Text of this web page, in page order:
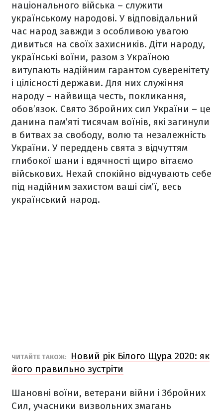
національного війська – служити
українському народові. У відповідальний
час народ завжди з особливою увагою
дивиться на своїх захисників. Діти народу,
українські воїни, разом з Україною
витупають надійним гарантом суверенітету
і цілісності держави. Для них служіння
народу – найвища честь, покликання,
обов’язок. Свято Збройних сил України – це
данина пам’яті тисячам воїнів, які загинули
в битвах за свободу, волю та незалежність
України. У переддень свята з відчуттям
глибокої шани і вдячності щиро вітаємо
військових. Нехай спокійно відчувають себе
під надійним захистом ваші сім’ї, весь
український народ.
ЧИТАЙТЕ ТАКОЖ:
Новий рік Білого Щура 2020: як
його правильно зустріти
Шановні воїни, ветерани війни і Збройних
Сил, учасники визвольних змагань